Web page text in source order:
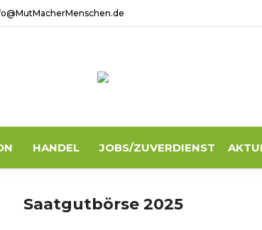
HANDEL JOBS/ZUVERDIENST
Saatgutbörse 2025